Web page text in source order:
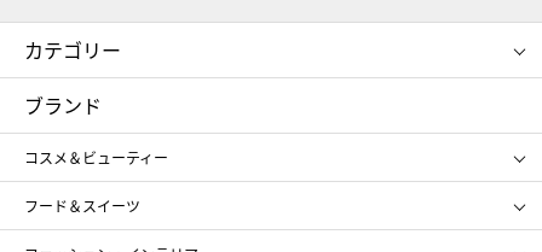
カテゴリー
コスメ＆ビューティー
ギフト
レディース
メンズ
スポーツ・アウトドア
お中元
お歳暮
ブランド
コスメ＆ビューティー
SHISEIDO
ポール&ジョー ボーテ
ジルスチュアート
フード＆スイーツ
アンリ・シャルパンティエ